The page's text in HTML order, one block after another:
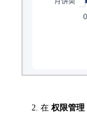
在 权限管理